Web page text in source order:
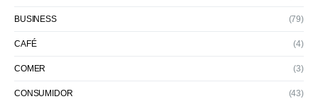
BUSINESS (79)
CAFÉ (4)
COMER (3)
CONSUMIDOR (43)